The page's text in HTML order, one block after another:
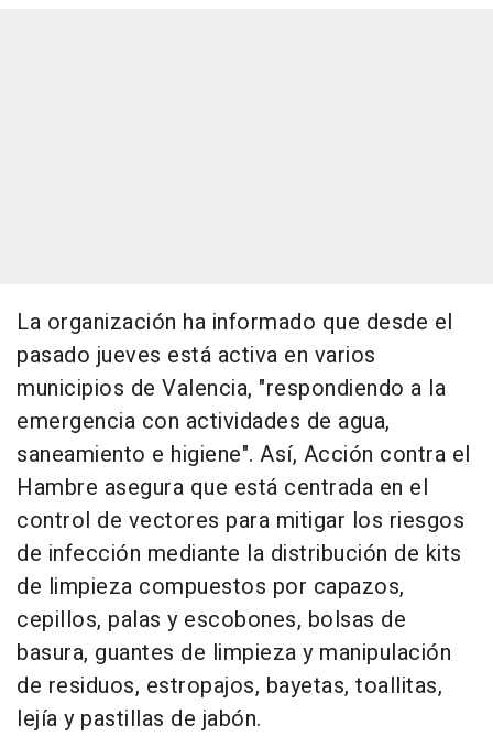
La organización ha informado que desde el
pasado jueves está activa en varios
municipios de Valencia, "respondiendo a la
emergencia con actividades de agua,
saneamiento e higiene". Así, Acción contra el
Hambre asegura que está centrada en el
control de vectores para mitigar los riesgos
de infección mediante la distribución de kits
de limpieza compuestos por capazos,
cepillos, palas y escobones, bolsas de
basura, guantes de limpieza y manipulación
de residuos, estropajos, bayetas, toallitas,
lejía y pastillas de jabón.